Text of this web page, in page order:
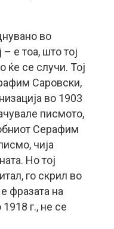
во
е тоа, што тој
се случи. Тој
Саровски,
во 1903
писмото,
Серафим
чија
Но тој
го скрил во
фразата на
г., не се